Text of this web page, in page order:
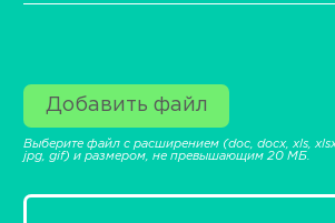
Добавить файл
Выберите файл с расширением (doc, docx, xls,
jpg, gif) и размером, не превышающим 20 МБ.